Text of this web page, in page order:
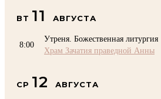
ВТ 11 АВГУСТА
8:00
Утреня. Божественная литургия
Храм Зачатия праведной Анны
СР 12 АВГУСТА